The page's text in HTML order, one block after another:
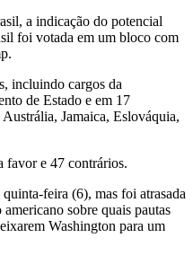
a indicação do potencial
foi votada em um bloco com
incluindo cargos da
de Estado e em 17
Jamaica, Eslováquia,
favor e 47 contrários.
feira (6), mas foi atrasada
sobre quais pautas
Washington para um